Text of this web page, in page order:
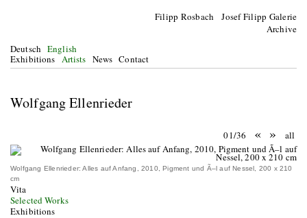
Filipp Rosbach Josef Filipp Galerie
Archive
Deutsch English
Exhibitions Artists News Contact
Wolfgang Ellenrieder
01/36 « » all
Wolfgang Ellenrieder: Alles auf Anfang, 2010, Pigment und Ã–l auf Nessel, 200 x 210
cm
Vita
Selected Works
Exhibitions